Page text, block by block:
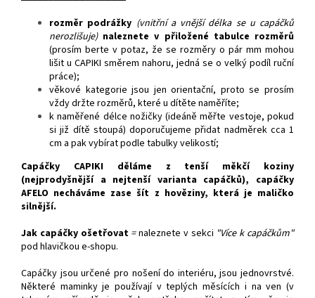
rozměr podrážky (vnitřní a vnější délka se u capáčků
nerozlišuje) naleznete v přiložené tabulce rozměrů
(prosím berte v potaz, že se rozměry o pár mm mohou
lišit u CAPIKI směrem nahoru, jedná se o velký podíl ruční
práce);
věkové kategorie jsou jen orientační, proto se prosím
vždy držte rozměrů, které u dítěte naměříte;
k naměřené délce nožičky (ideáně měřte vestoje, pokud
si již dítě stoupá) doporučujeme přidat nadměrek cca 1
cm a pak vybírat podle tabulky velikostí;
Capáčky CAPIKI děláme z tenší měkčí koziny
(nejprodyšnější a nejtenší varianta capáčků), capáčky
AFELO necháváme zase šít z hověziny, která je maličko
silnější.
Jak capáčky ošetřovat=naleznete v sekci "Více k capáčkům"
pod hlavičkou e-shopu.
Capáčky jsou určené pro nošení do interiéru, jsou jednovrstvé.
Některé maminky je používají v teplých měsících i na ven (v